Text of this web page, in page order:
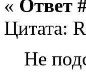
« Ответ
Цитата:
Не